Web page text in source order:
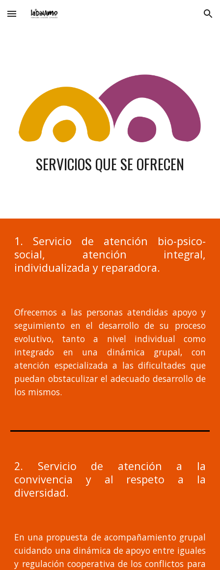
Skip to main content Skip to navigation
SERVICIOS QUE SE OFRECEN
1. Servicio de atención bio-psico-
social, atención integral,
individualizada y reparadora.
Ofrecemos a las personas atendidas apoyo y
seguimiento en el desarrollo de su proceso
evolutivo, tanto a nivel individual como
integrado en una dinámica grupal, con
atención especializada a las dificultades que
puedan obstaculizar el adecuado desarrollo de
los mismos.
2. Servicio de atención a la
convivencia y al respeto a la
diversidad.
En una propuesta de acompañamiento grupal
cuidando una dinámica de apoyo entre iguales
y regulación cooperativa de los conflictos para